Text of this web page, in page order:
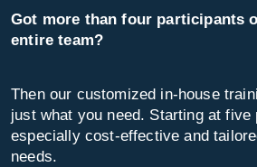
Got more than four participants
entire team?
Then our customized in-house
just what you need. Starting at five
especially cost-effective and
needs.